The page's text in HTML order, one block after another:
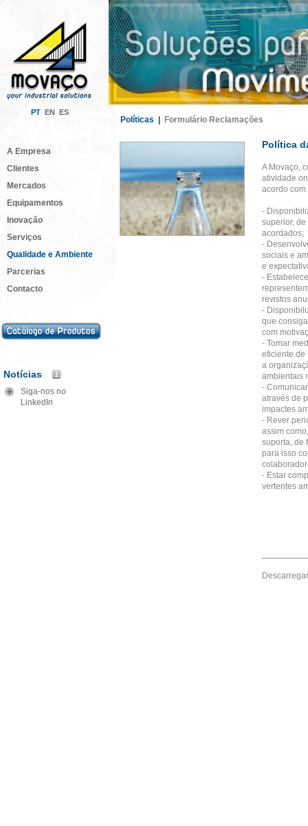
PT EN ES
Políticas | Formulário Reclamações
A Empresa
Clientes
Mercados
Equipamentos
Inovação
Serviços
Qualidade e Ambiente
Parcerias
Contacto
Notícias
1
Siga-nos no
LinkedIn
Política
A Movaço,
atividade
acordo
-
superior,
acordados;
-
sociais e
e
-
revistos
-
que
com
- Tomar
eficiente de
a
ambientais
-
através de
impactes
- Rever
assim
suporta, de
para isso
- Estar
vertentes